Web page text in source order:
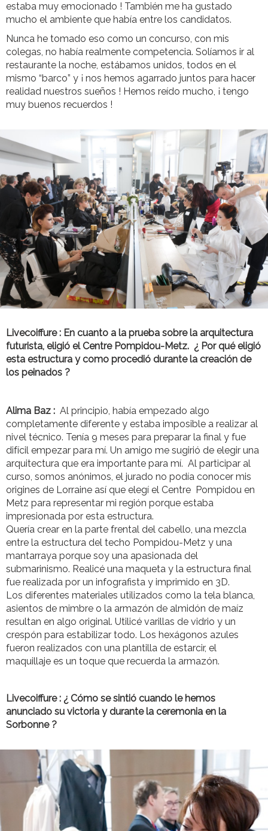
estaba muy emocionado ! También me ha gustado
mucho el ambiente que había entre los candidatos.
Nunca he tomado eso como un concurso, con mis
colegas, no había realmente competencia. Solíamos ir al
restaurante la noche, estábamos unidos, todos en el
mismo “barco” y ¡ nos hemos agarrado juntos para hacer
realidad nuestros sueños ! Hemos reído mucho, ¡ tengo
muy buenos recuerdos !
Livecoiffure : En cuanto a la prueba sobre la arquitectura
futurista, eligió el Centre Pompidou-Metz. ¿ Por qué eligió
esta estructura y como procedió durante la creación de
los peinados ?
Alima Baz : Al principio, había empezado algo
completamente diferente y estaba imposible a realizar al
nivel técnico. Tenía 9 meses para preparar la final y fue
difícil empezar para mí. Un amigo me sugirió de elegir una
arquitectura que era importante para mí. Al participar al
curso, somos anónimos, el jurado no podía conocer mis
origines de Lorraine así que elegí el Centre Pompidou en
Metz para representar mi región porque estaba
impresionada por esta estructura.
Quería crear en la parte frental del cabello, una mezcla
entre la estructura del techo Pompidou-Metz y una
mantarraya porque soy una apasionada del
submarinismo. Realicé una maqueta y la estructura final
fue realizada por un infografista y imprimido en 3D.
Los diferentes materiales utilizados como la tela blanca,
asientos de mimbre o la armazón de almidón de maíz
resultan en algo original. Utilicé varillas de vidrio y un
crespón para estabilizar todo. Los hexágonos azules
fueron realizados con una plantilla de estarcir, el
maquillaje es un toque que recuerda la armazón.
Livecoiffure : ¿ Cómo se sintió cuando le hemos
anunciado su victoria y durante la ceremonia en la
Sorbonne ?